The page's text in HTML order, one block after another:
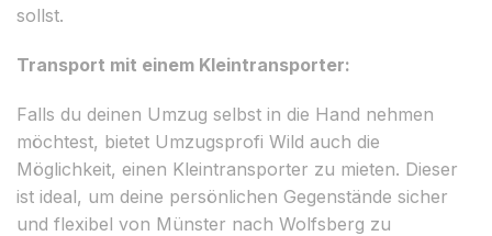
sollst.
Transport mit einem Kleintransporter:
Falls du deinen Umzug selbst in die Hand nehmen
möchtest, bietet Umzugsprofi Wild auch die
Möglichkeit, einen Kleintransporter zu mieten. Dieser
ist ideal, um deine persönlichen Gegenstände sicher
und flexibel von Münster nach Wolfsberg zu